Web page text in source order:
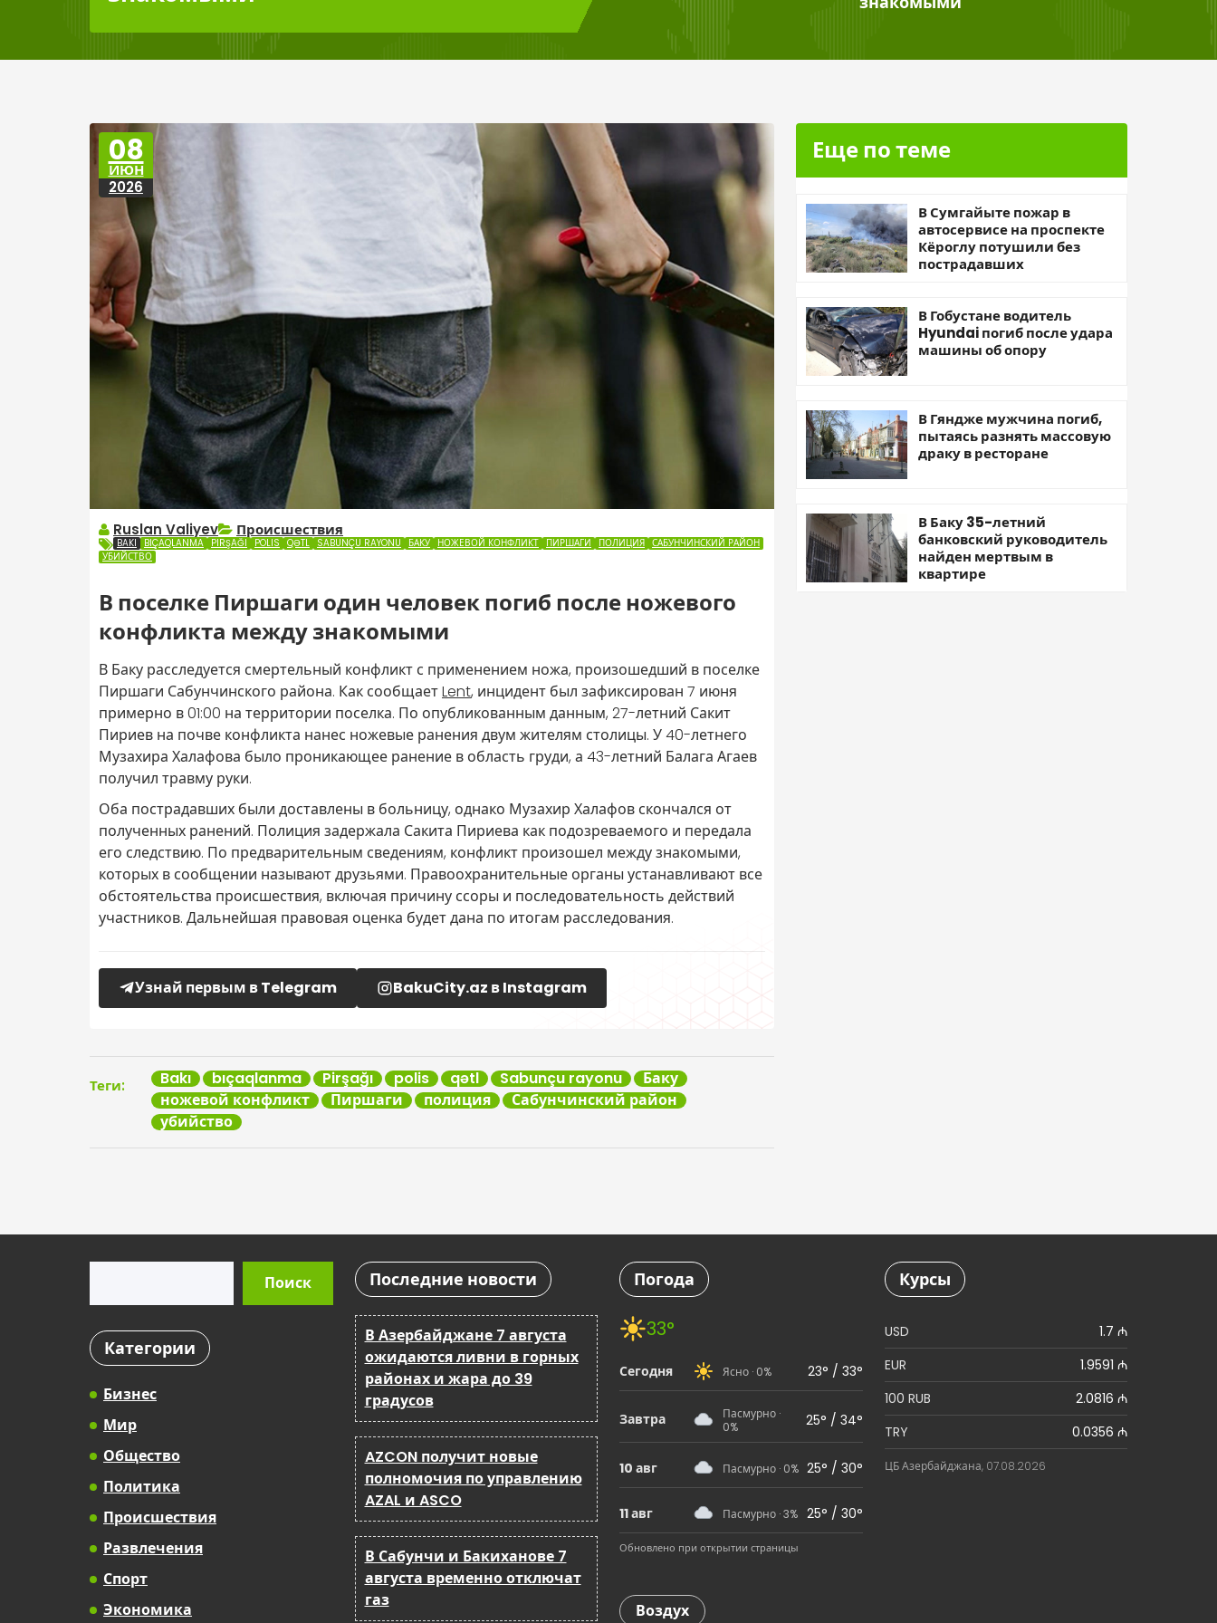
08
ИЮН
2026
Ruslan Valiyev Происшествия
BAKI BIÇAQLANMA PIRŞAĞI POLIS QƏTL SABUNÇU RAYONU БАКУ НОЖЕВОЙ КОНФЛИКТ ПИРШАГИ ПОЛИЦИЯ САБУНЧИНСКИЙ РАЙОН
УБИЙСТВО
В поселке Пиршаги один человек погиб после ножевого
конфликта между знакомыми
В Баку расследуется смертельный конфликт с применением ножа, произошедший в поселке
Пиршаги Сабунчинского района. Как сообщаетLent, инцидент был зафиксирован 7 июня
примерно в 01:00 на территории поселка. По опубликованным данным, 27-летний Сакит
Пириев на почве конфликта нанес ножевые ранения двум жителям столицы. У 40-летнего
Музахира Халафова было проникающее ранение в область груди, а 43-летний Балага Агаев
получил травму руки.
Оба пострадавших были доставлены в больницу, однако Музахир Халафов скончался от
полученных ранений. Полиция задержала Сакита Пириева как подозреваемого и передала
его следствию. По предварительным сведениям, конфликт произошел между знакомыми,
которых в сообщении называют друзьями. Правоохранительные органы устанавливают все
обстоятельства происшествия, включая причину ссоры и последовательность действий
участников. Дальнейшая правовая оценка будет дана по итогам расследования.
Узнай первым в Telegram BakuCity.az в Instagram
Теги: Bakı bıçaqlanma Pirşağı polis qətl Sabunçu rayonu
Баку
ножевой конфликт
Пиршаги полиция
Сабунчинский район
убийство
Еще по теме
В Сумгайыте пожар в
автосервисе на проспекте
Кёроглу потушили без
пострадавших
В Гобустане водитель
Hyundai погиб после удара
машины об опору
В Гяндже мужчина погиб,
пытаясь разнять массовую
драку в ресторане
В Баку 35-летний
банковский руководитель
найден мертвым в
квартире
Поиск
Категории
Бизнес
Мир
Общество
Политика
Происшествия
Развлечения
Спорт
Экономика
Последние новости
В Азербайджане 7 августа
ожидаются ливни в горных
районах и жара до 39
градусов
AZCON получит новые
полномочия по управлению
AZAL и ASCO
В Сабунчи и Бакиханове 7
августа временно отключат
газ
Погода
33°
Сегодня Ясно · 0% 23° / 33°
Завтра
Пасмурно ·
0%
25° / 34°
10 авг Пасмурно · 0% 25° / 30°
11 авг Пасмурно · 3% 25° / 30°
Обновлено при открытии страницы
Воздух
Курсы
USD
1.7 ₼
EUR
1.9591 ₼
100 RUB
2.0816 ₼
TRY
0.0356 ₼
ЦБ Азербайджана, 07.08.2026